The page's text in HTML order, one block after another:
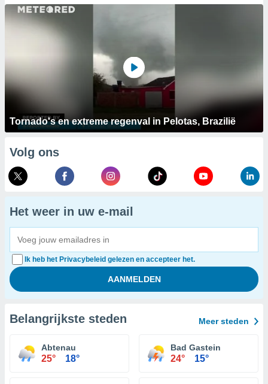
Tornado's en extreme regenval in Pelotas, Brazilië
Volg ons
Het weer in uw e-mail
Ik heb het Privacybeleid gelezen en accepteer het.
Belangrijkste steden Meer steden
Abtenau
25° 18°
Bad Gastein
24° 15°